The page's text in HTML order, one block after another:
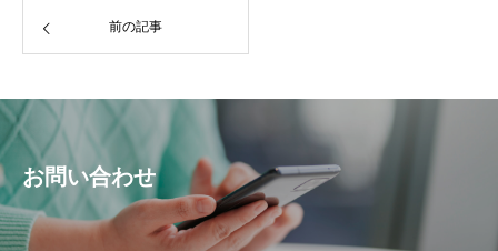
前の記事
お問い合わせ